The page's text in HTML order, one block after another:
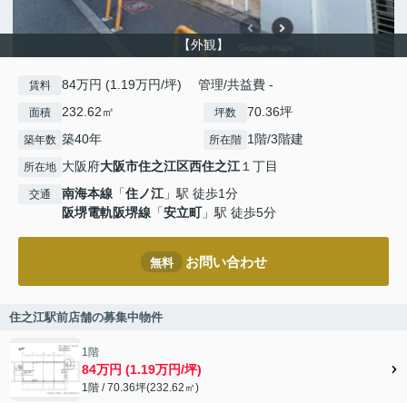
【外観】
賃料 84万円 (1.19万円/坪) 管理/共益費 -
面積 232.62㎡ 坪数 70.36坪
築年数 築40年 所在階 1階/3階建
所在地 大阪府大阪市住之江区西住之江１丁目
交通 南海本線 「住ノ江」駅 徒歩1分
阪堺電軌阪堺線 「安立町」駅 徒歩5分
無料 お問い合わせ
住之江駅前店舗の募集中物件
1階
84万円 (1.19万円/坪)
1階 / 70.36坪(232.62㎡)